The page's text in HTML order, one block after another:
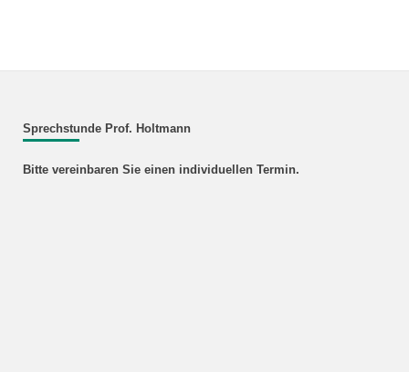
Sprechstunde Prof. Holtmann
Bitte vereinbaren Sie einen individuellen Termin.